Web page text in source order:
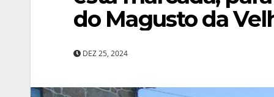
do Magusto da
DEZ 25, 2024